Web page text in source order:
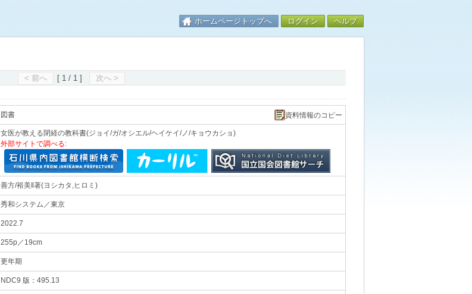
ホームページトップへ ログイン ヘルプ
< 前へ [ 1 / 1 ] 次へ >
図書 資料情報のコピー
女医が教える閉経の教科書(ジョイ/ガ/オシエル/ヘイケイ/ノ/キョウカショ)
外部サイトで調べる:
善方/裕美‖著(ヨシカタ,ヒロミ)
秀和システム／東京
2022.7
255p／19cm
更年期
NDC9 版：495.13